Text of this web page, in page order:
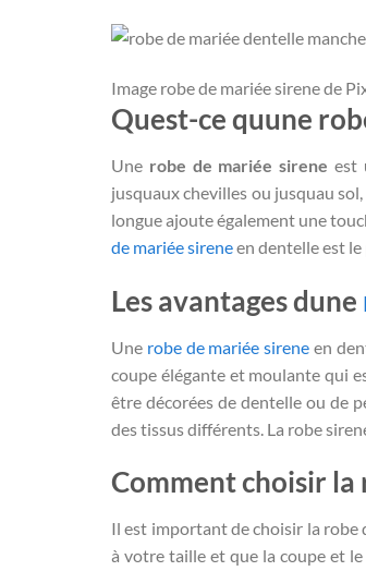
Image robe de mariée sirene de
Quest-ce quune
Une robe de mariée sirene est
jusquaux chevilles ou jusquau
longue ajoute également une
de mariée sireneen dentelle est
Les avantages dune
Une robe de mariée sirene en
coupe élégante et moulante qui
être décorées de dentelle ou de
des tissus différents. La robe
Comment choisir la
Il est important de choisir la robe
à votre taille et que la coupe et